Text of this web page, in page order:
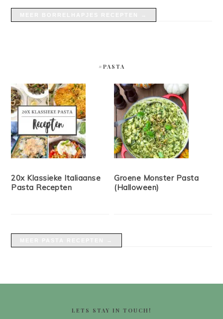
#PASTA
20x Klassieke Italiaanse
Pasta Recepten
Groene Monster Pasta
(Halloween)
LETS STAY IN TOUCH!